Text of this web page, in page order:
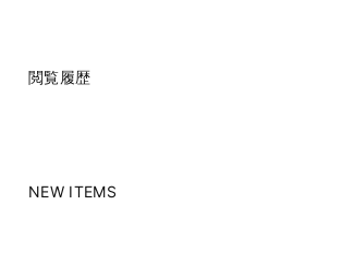
閲覧履歴
NEW ITEMS